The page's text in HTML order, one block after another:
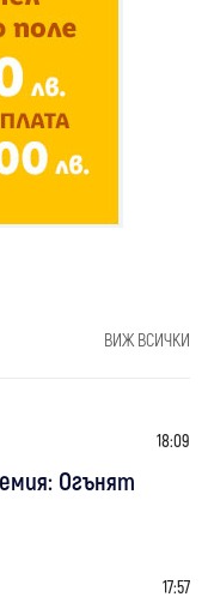
ВИЖ ВСИЧКИ
18:09
Огънят
17:57